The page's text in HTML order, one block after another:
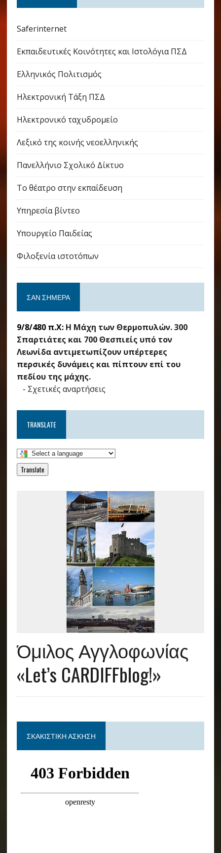
Saferinternet
Εκπαιδευτικές Κοινότητες και Ιστολόγια ΠΣΔ
Ελληνικός Πολιτισμός
Ηλεκτρονική Τάξη ΠΣΔ
Ηλεκτρονικό ταχυδρομείο
Λεξικό της κοινής νεοελληνικής
Πανελλήνιο Σχολικό Δίκτυο
Το θέατρο στην εκπαίδευση
Υπηρεσία βίντεο
Υπουργείο Παιδείας
Φιλοξενία ιστοτόπων
ΣΑΝ ΣΉΜΕΡΑ
9/8/480 π.Χ: Η Μάχη των Θερμοπυλών. 300
Σπαρτιάτες και 700 Θεσπιείς υπό τον
Λεωνίδα αντιμετωπίζουν υπέρτερες
περσικές δυνάμεις και πίπτουν επί του
πεδίου της μάχης.
- Σχετικές αναρτήσεις
TRANSLATE
Translate
Όμιλος Αγγλοφωνίας
«Let’s CARDIFFblog!»
ΣΚΑΚΙΣΤΙΚΉ ΆΣΚΗΣΗ